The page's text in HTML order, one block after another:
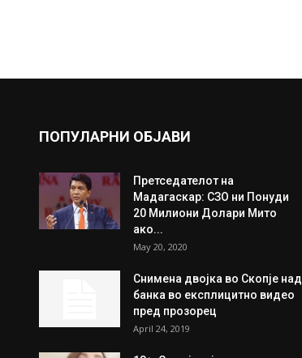
ПОПУЛАРНИ ОБЈАВИ
Претседателот на
Мадагаскар: СЗО ни Понуди
20 Милиони Долари Мито
ако...
May 20, 2020
Снимена двојка во Скопје над
банка во експлицитно видео
пред прозорец
April 24, 2019